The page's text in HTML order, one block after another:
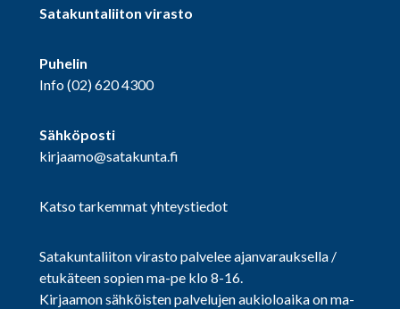
Satakuntaliiton virasto
Puhelin
Info(02) 620 4300
Sähköposti
kirjaamo@satakunta.fi
Katso tarkemmat yhteystiedot
Satakuntaliiton virasto palvelee ajanvarauksella /
etukäteen sopien ma-pe klo 8-16.
Kirjaamon sähköisten palvelujen aukioloaika on ma-